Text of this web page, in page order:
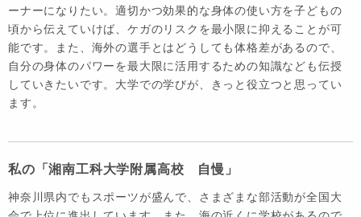
ーナーになりたい。適切かつ効果的な身体の使い方を子どもの
頃から伝えていけば、ケガのリスクを最小限に抑えることが可
能です。また、海外の選手とはどうしても体格差があるので、
自分の身体のパワーを最大限に活用するための知識なども伝授
していきたいです。大学での学びが、きっと役立つと思ってい
ます。
私の「湘南工科大学附属高校 自慢」
神奈川県内でもスポーツが盛んで、さまざまな部活動が全国大